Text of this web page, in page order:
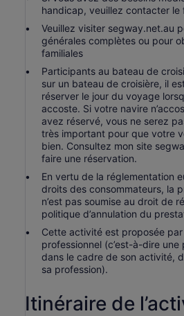
handicap, veuillez contacter le
Veuillez visiter segway.net.au
générales complètes ou pour
familiales
Participants au bateau de
sur un bateau de croisière, il
réserver le jour du voyage
accoste. Si votre navire
avez réservé, vous ne serez
très important pour que votre
bien. Consultez mon site
faire une réservation.
En vertu de la réglementation
droits des consommateurs, la
n’est pas soumise au droit de
politique d’annulation du
Cette activité est proposée
professionnel (c’est-à-dire
dans le cadre de son activité,
sa profession).
Itinéraire de